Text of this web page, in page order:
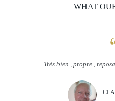
WHAT
Très bien , propre ,